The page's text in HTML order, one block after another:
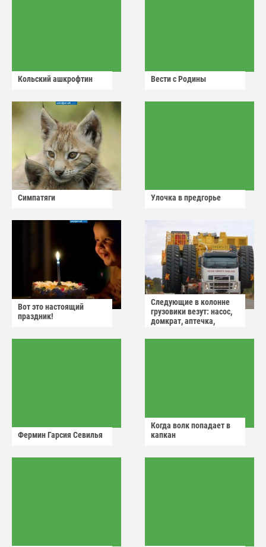
Кольский ашкрофтин Вести с Родины
Симпатяги Улочка в предгорье
Вот это настоящий
праздник!
Следующие в колонне
грузовики везут: насос,
домкрат, аптечка,
Фермин Гарсия Севилья
Когда волк попадает в
капкан